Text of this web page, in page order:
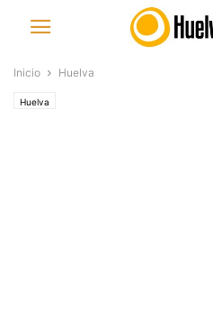
Inicio Huelva
Huelva